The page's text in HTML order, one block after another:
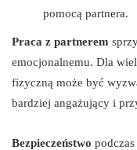
pomocą partnera.
Praca z partnerem
emocjonalnemu. Dla
fizyczną może być
bardziej angażujący i
Bezpieczeństwo